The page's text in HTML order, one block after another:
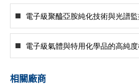
電子級聚醯亞胺純化技術與光譜
電子級氣體與特用化學品的高純
相關廠商